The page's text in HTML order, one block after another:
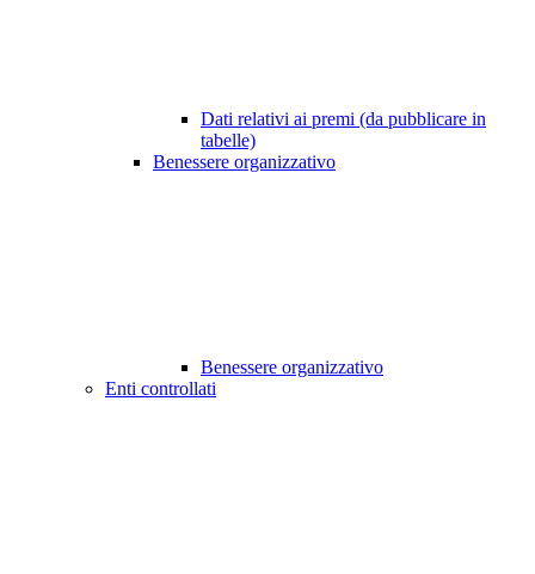
Dati relativi ai premi (da pubblicare in
tabelle)
Benessere organizzativo
Benessere organizzativo
Enti controllati